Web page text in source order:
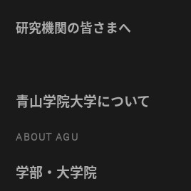
研究機関の皆さまへ
青山学院大学について
ABOUT AGU
学部・大学院